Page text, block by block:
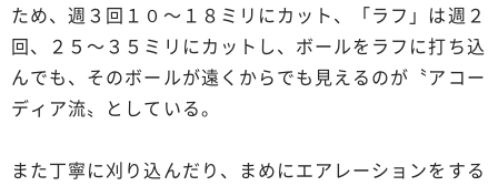
ため、週３回１０～１８ミリにカット、「ラフ」は週２
回、２５～３５ミリにカットし、ボールをラフに打ち込
んでも、そのボールが遠くからでも見えるのが〝アコー
ディア流〟としている。
また丁寧に刈り込んだり、まめにエアレーションをする